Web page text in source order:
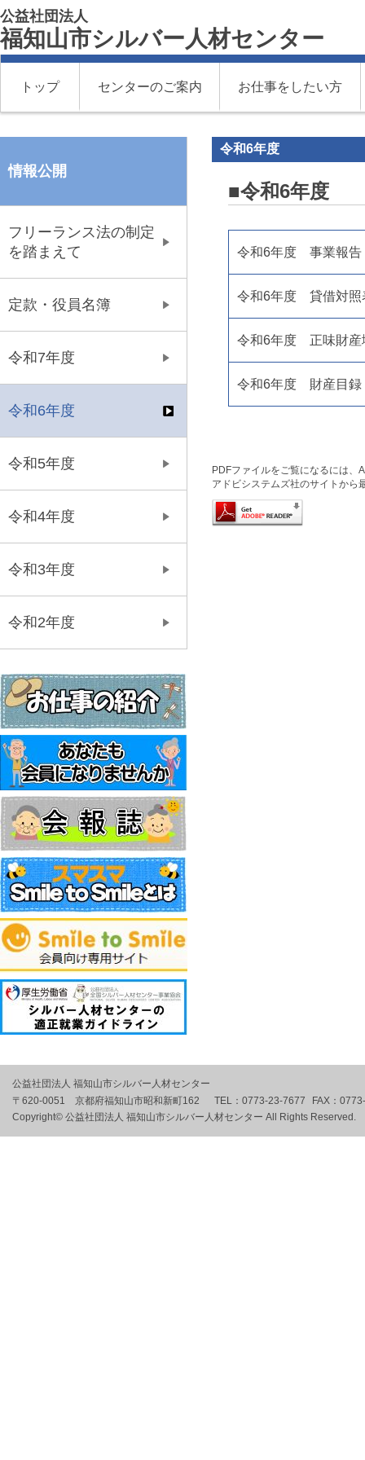
公益社団法人
福知山市シルバー人材センター
トップ センターのご案内 お仕事をしたい方
令和6年度
■令和6年度
令和6年度 事業報告
令和6年度 貸借対照
令和6年度 正味財産
令和6年度 財産目録
PDFファイルをご覧になるには
アドビシステムズ社のサイトから
情報公開
フリーランス法の制定
を踏まえて
定款・役員名簿
令和7年度
令和6年度
令和5年度
令和4年度
令和3年度
令和2年度
公益社団法人 福知山市シルバー人材センター
〒620-0051 京都府福知山市昭和新町162
TEL： 0773-23-7677 FAX：
Copyright© 公益社団法人 福知山市シルバー人材センター All Rights Reserved.